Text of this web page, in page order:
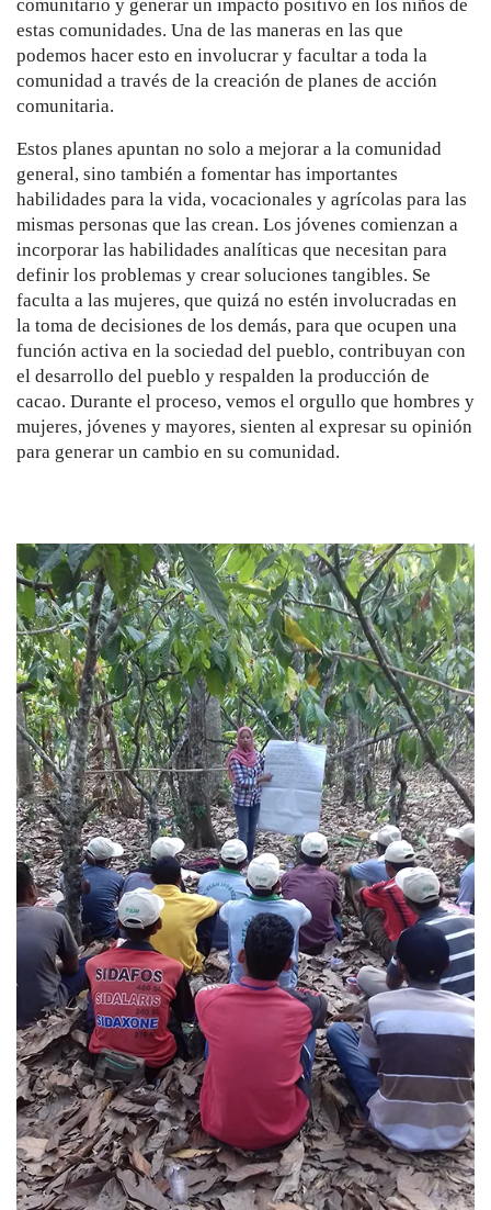
comunitario y generar un impacto positivo en los niños de
estas comunidades. Una de las maneras en las que
podemos hacer esto en involucrar y facultar a toda la
comunidad a través de la creación de planes de acción
comunitaria.
Estos planes apuntan no solo a mejorar a la comunidad
general, sino también a fomentar has importantes
habilidades para la vida, vocacionales y agrícolas para las
mismas personas que las crean. Los jóvenes comienzan a
incorporar las habilidades analíticas que necesitan para
definir los problemas y crear soluciones tangibles. Se
faculta a las mujeres, que quizá no estén involucradas en
la toma de decisiones de los demás, para que ocupen una
función activa en la sociedad del pueblo, contribuyan con
el desarrollo del pueblo y respalden la producción de
cacao. Durante el proceso, vemos el orgullo que hombres y
mujeres, jóvenes y mayores, sienten al expresar su opinión
para generar un cambio en su comunidad.